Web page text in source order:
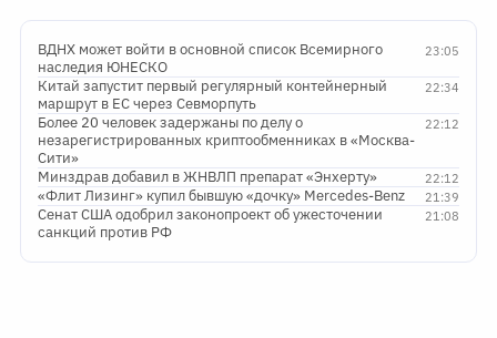
23:05
ВДНХ может войти в основной список Всемирного
наследия ЮНЕСКО
22:34
Китай запустит первый регулярный контейнерный
маршрут в ЕС через Севморпуть
22:12
Более 20 человек задержаны по делу о
незарегистрированных криптообменниках в «Москва-
Сити»
22:12
Минздрав добавил в ЖНВЛП препарат «Энхерту»
21:39
«Флит Лизинг» купил бывшую «дочку» Mercedes-Benz
21:08
Сенат США одобрил законопроект об ужесточении
санкций против РФ